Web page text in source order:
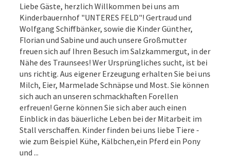
Liebe Gäste, herzlich Willkommen bei uns am
Kinderbauernhof "UNTERES FELD"! Gertraud und
Wolfgang Schiffbänker, sowie die Kinder Günther,
Florian und Sabine und auch unsere Großmutter
freuen sich auf Ihren Besuch im Salzkammergut, in der
Nähe des Traunsees! Wer Ursprüngliches sucht, ist bei
uns richtig. Aus eigener Erzeugung erhalten Sie bei uns
Milch, Eier, Marmelade Schnäpse und Most. Sie können
sich auch an unseren schmackhaften Forellen
erfreuen! Gerne können Sie sich aber auch einen
Einblick in das bäuerliche Leben bei der Mitarbeit im
Stall verschaffen. Kinder finden bei uns liebe Tiere -
wie zum Beispiel Kühe, Kälbchen,ein Pferd ein Pony
und ...